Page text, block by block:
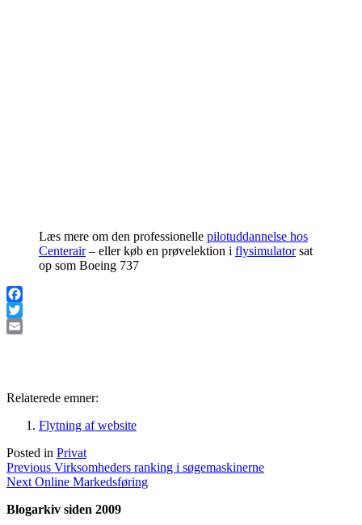
Læs mere om den professionelle pilotuddannelse hos
Centerair– eller køb en prøvelektion i flysimulatorsat
op som Boeing 737
Facebook
Twitter
Relaterede emner:
Flytning af website
Posted in Privat
Indlægsnavigation
Previous Previous
post:
Virksomheders ranking i søgemaskinerne
Next Next
Online Markedsføring
Blogarkiv siden 2009